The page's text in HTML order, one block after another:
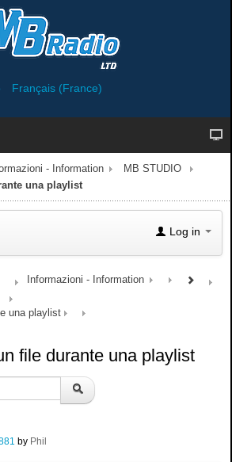
Français (France)
- Information
MB STUDIO
una playlist
Log in
Informazioni - Information
una playlist
file durante una playlist
by Phil